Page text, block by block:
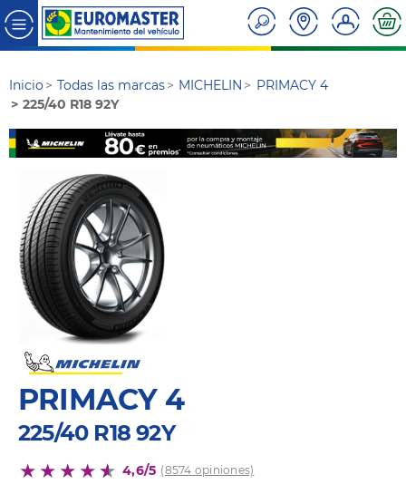
Inicio Todas las marcas MICHELIN
PRIMACY 4
225/40 R18 92Y
PRIMACY 4
225/40 R18 92Y
4,6/5 (8574 opiniones)